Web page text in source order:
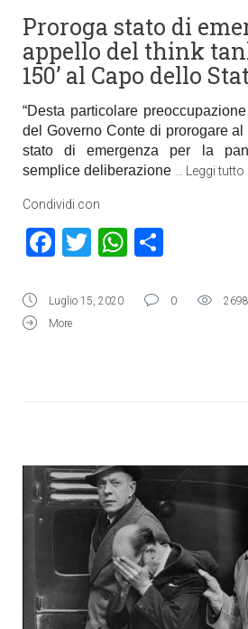
Proroga stato di
appello del think
150’ al Capo dello
“Desta particolare
del Governo Conte di prorogare
stato di emergenza per la
semplice deliberazione
Leggi tutto
Condividi con
Facebook
TwitterWhatsApp
Luglio 15, 2020 0 2698
More